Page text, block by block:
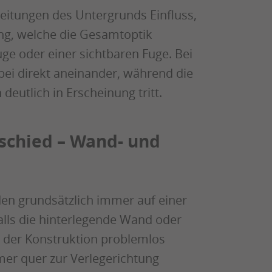
des Untergrunds Einfluss,
welche die Gesamtoptik
oder einer sichtbaren Fuge. Bei
direkt aneinander, während die
deutlich in Erscheinung tritt.
– Wand- und
grundsätzlich immer auf einer
die hinterlegende Wand oder
der Konstruktion problemlos
quer zur Verlegerichtung